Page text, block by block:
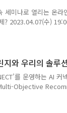
세미나로 열리는 온라
? 2023.04.07(수)
게? GPT 분야에 관심
- 20:20 ..
와 우리의 솔루션
를 운영하는 AI 커
Objective
했다는 소식, 지난 번
있었는지, 그리고 그